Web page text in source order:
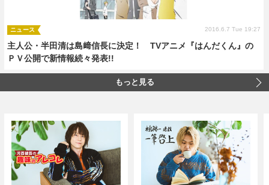
主人公・半田清は島﨑信長に決定！ TVアニメ『はんだくん』の
ＰＶ公開で新情報続々発表!!
ニュース 2016.6.7 Tue 19:27
もっと見る